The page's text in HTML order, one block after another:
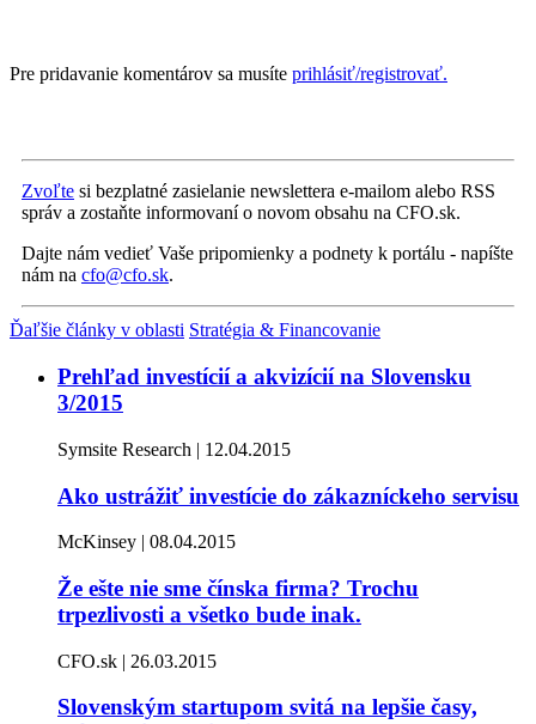
Pre pridavanie komentárov sa musíte prihlásiť/registrovať.
Zvoľte si bezplatné zasielanie newslettera e-mailom alebo RSS
správ a zostaňte informovaní o novom obsahu na CFO.sk.
Dajte nám vedieť Vaše pripomienky a podnety k portálu - napíšte
nám na cfo@cfo.sk.
Ďaľšie články v oblasti Stratégia & Financovanie
Prehľad investícií a akvizícií na Slovensku
3/2015
Symsite Research | 12.04.2015
Ako ustrážiť investície do zákazníckeho servisu
McKinsey | 08.04.2015
Že ešte nie sme čínska firma? Trochu
trpezlivosti a všetko bude inak.
CFO.sk | 26.03.2015
Slovenským startupom svitá na lepšie časy,